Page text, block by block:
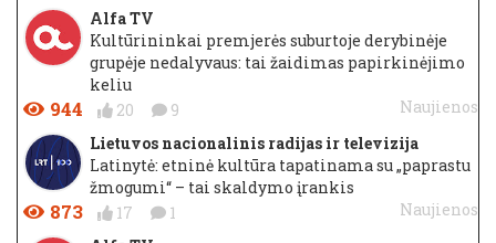
Alfa TV
Kultūrininkai premjerės suburtoje derybinėje
grupėje nedalyvaus: tai žaidimas papirkinėjimo
keliu
944 20 9
Naujienos
Lietuvos nacionalinis radijas ir televizija
Latinytė: etninė kultūra tapatinama su „paprastu
žmogumi“ – tai skaldymo įrankis
873 17 1
Naujienos